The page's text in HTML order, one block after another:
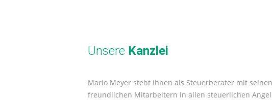
Unsere Kanzlei
Mario Meyer steht Ihnen als Steuerberater mit
freundlichen Mitarbeitern in allen steuerlichen